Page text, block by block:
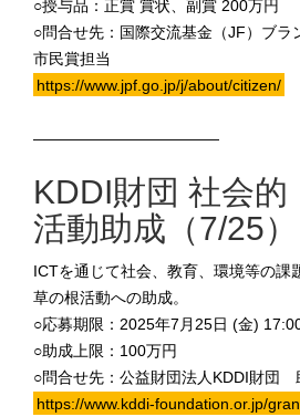
○授与品：正賞 賞状、副賞 200万円
○問合せ先：国際交流基金（JF）ブラ
市民賞担当
https://www.jpf.go.jp/j/about/citizen/
————————————
KDDI財団 社会的
活動助成（7/25）
ICTを通じて社会、教育、環境等の課
草の根活動への助成。
○応募期限：2025年7月25日 (金)
○助成上限：100万円
○問合せ先：公益財団法人KDDI財団
https://www.kddi-foundation.or.jp/